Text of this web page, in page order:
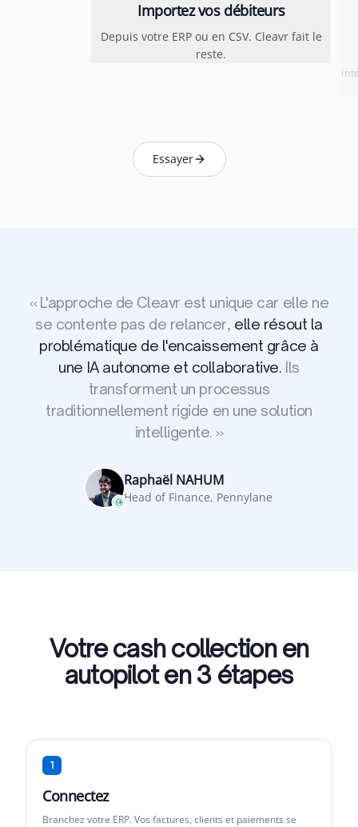
Importez vos débiteurs
Depuis votre ERP ou en CSV. Cleavr fait le
reste.
Essayer
« L'approche de Cleavr est unique car elle ne
se contente pas de relancer, elle résout la
problématique de l'encaissement grâce à
une IA autonome et collaborative. Ils
transforment un processus
traditionnellement rigide en une solution
intelligente. »
Raphaël NAHUM
Head of Finance, Pennylane
Votre cash collection en
autopilot en 3 étapes
1
Connectez
Branchez votre ERP. Vos factures, clients et paiements se